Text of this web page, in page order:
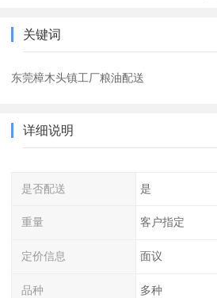
关键词
东莞樟木头镇工厂粮油配送
详细说明
是否配送 是
重量 客户指定
定价信息 面议
品种 多种